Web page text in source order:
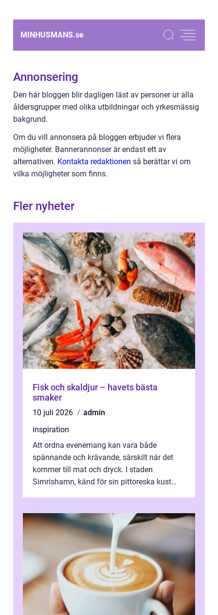
MINHUSMANS.se
Annonsering
Den här bloggen blir dagligen läst av personer ur alla
åldersgrupper med olika utbildningar och yrkesmässig
bakgrund.
Om du vill annonsera på bloggen erbjuder vi flera
möjligheter. Bannerannonser är endast ett av
alternativen. Kontakta redaktionen så berättar vi om
vilka möjligheter som finns.
Fler nyheter
Fisk och skaldjur – havets bästa
smaker
10 juli 2026
admin
inspiration
Att ordna evenemang kan vara både
spännande och krävande, särskilt när det
kommer till mat och dryck. I staden
Simrishamn, känd för sin pittoreska kust